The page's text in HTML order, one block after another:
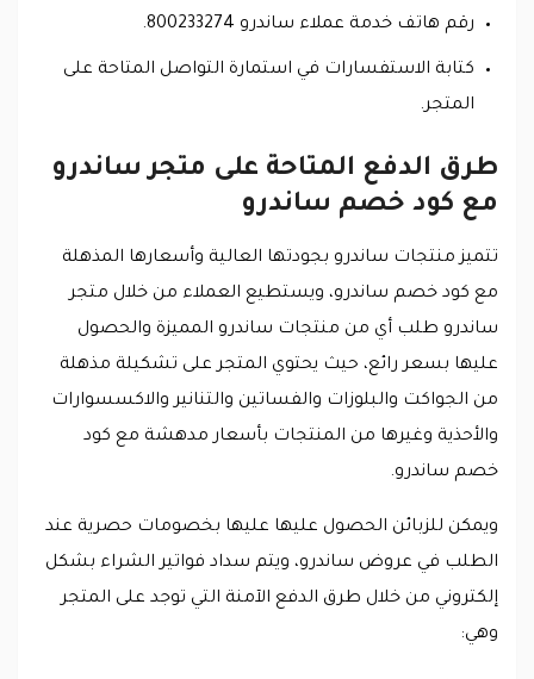
رقم هاتف خدمة عملاء ساندرو 800233274.
كتابة الاستفسارات في استمارة التواصل المتاحة على
المتجر.
طرق الدفع المتاحة على متجر ساندرو
مع كود خصم ساندرو
تتميز منتجات ساندرو بجودتها العالية وأسعارها المذهلة
مع كود خصم ساندرو، ويستطيع العملاء من خلال متجر
ساندرو طلب أي من منتجات ساندرو المميزة والحصول
عليها بسعر رائع، حيث يحتوي المتجر على تشكيلة مذهلة
من الجواكت والبلوزات والفساتين والتنانير والاكسسوارات
والأحذية وغيرها من المنتجات بأسعار مدهشة مع كود
خصم ساندرو.
ويمكن للزبائن الحصول عليها عليها بخصومات حصرية عند
الطلب في عروض ساندرو، ويتم سداد فواتير الشراء بشكل
إلكتروني من خلال طرق الدفع الآمنة التي توجد على المتجر
وهي: